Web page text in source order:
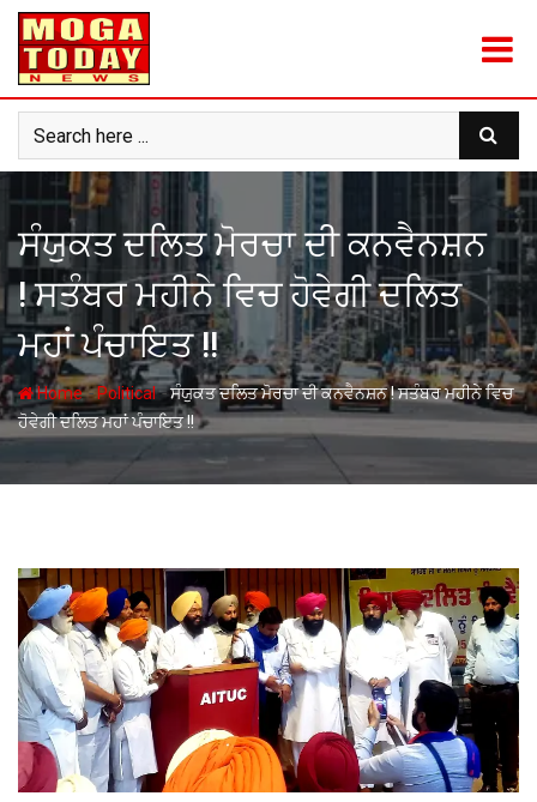
Skip
content
ਸੰਯੁਕਤ ਦਲਿਤ ਮੋਰਚਾ ਦੀ ਕਨਵੈਨਸ਼ਨ
! ਸਤੰਬਰ ਮਹੀਨੇ ਵਿਚ ਹੋਵੇਗੀ ਦਲਿਤ
ਮਹਾਂ ਪੰਚਾਇਤ !!
Home-Political-ਸੰਯੁਕਤ ਦਲਿਤ ਮੋਰਚਾ ਦੀ ਕਨਵੈਨਸ਼ਨ ! ਸਤੰਬਰ ਮਹੀਨੇ ਵਿਚ
ਹੋਵੇਗੀ ਦਲਿਤ ਮਹਾਂ ਪੰਚਾਇਤ !!